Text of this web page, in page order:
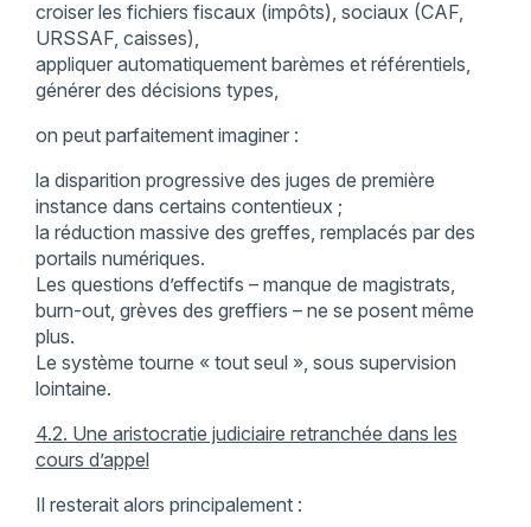
croiser les fichiers fiscaux (impôts), sociaux (CAF,
URSSAF, caisses),
appliquer automatiquement barèmes et référentiels,
générer des décisions types,
on peut parfaitement imaginer :
la disparition progressive des juges de première
instance dans certains contentieux ;
la réduction massive des greffes, remplacés par des
portails numériques.
Les questions d’effectifs – manque de magistrats,
burn-out, grèves des greffiers – ne se posent même
plus.
Le système tourne « tout seul », sous supervision
lointaine.
4.2. Une aristocratie judiciaire retranchée dans les
cours d’appel
Il resterait alors principalement :